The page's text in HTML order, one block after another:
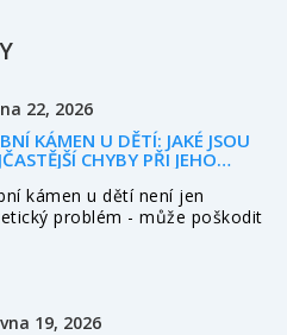
22, 2026
KÁMEN U DĚTÍ: JAKÉ JSOU
CHYBY PŘI JEHO
kámen u dětí není jen
problém - může poškodit
19, 2026